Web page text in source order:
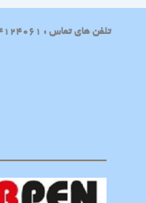
تلفن های تماس : 09124124061 09194141370 09004124061